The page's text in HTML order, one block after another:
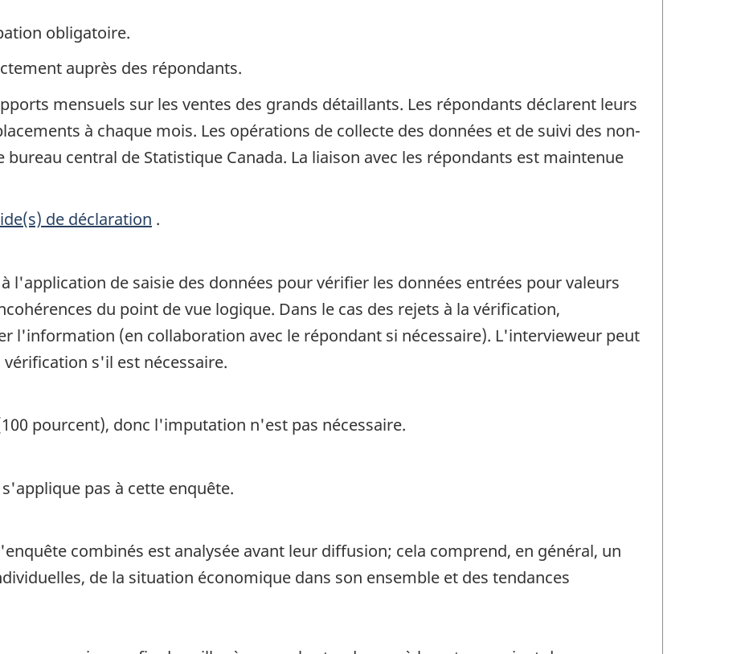
obligatoire.
auprès des répondants.
mensuels sur les ventes des grands détaillants. Les répondants déclarent leurs
à chaque mois. Les opérations de collecte des données et de suivi des non-
central de Statistique Canada. La liaison avec les répondants est maintenue
de déclaration .
l'application de saisie des données pour vérifier les données entrées pour valeurs
du point de vue logique. Dans le cas des rejets à la vérification,
l'information (en collaboration avec le répondant si nécessaire). L'intervieweur peut
s'il est nécessaire.
pourcent), donc l'imputation n'est pas nécessaire.
pas à cette enquête.
combinés est analysée avant leur diffusion; cela comprend, en général, un
de la situation économique dans son ensemble et des tendances